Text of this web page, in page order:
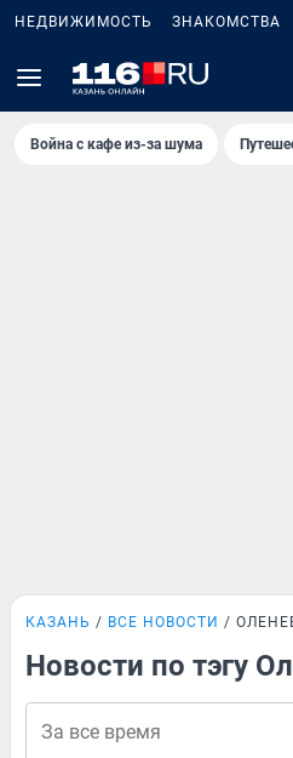
НЕДВИЖИМОСТЬ ЗНАКОМСТВА
Война с кафе из-за шума
КАЗАНЬ ВСЕ НОВОСТИ
Новости по тэгу